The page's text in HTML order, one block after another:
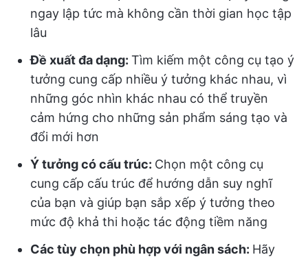
ngay lập tức mà không cần thời gian học tập
lâu
Đề xuất đa dạng: Tìm kiếm một công cụ tạo ý
tưởng cung cấp nhiều ý tưởng khác nhau, vì
những góc nhìn khác nhau có thể truyền
cảm hứng cho những sản phẩm sáng tạo và
đổi mới hơn
Ý tưởng có cấu trúc: Chọn một công cụ
cung cấp cấu trúc để hướng dẫn suy nghĩ
của bạn và giúp bạn sắp xếp ý tưởng theo
mức độ khả thi hoặc tác động tiềm năng
Các tùy chọn phù hợp với ngân sách: Hãy